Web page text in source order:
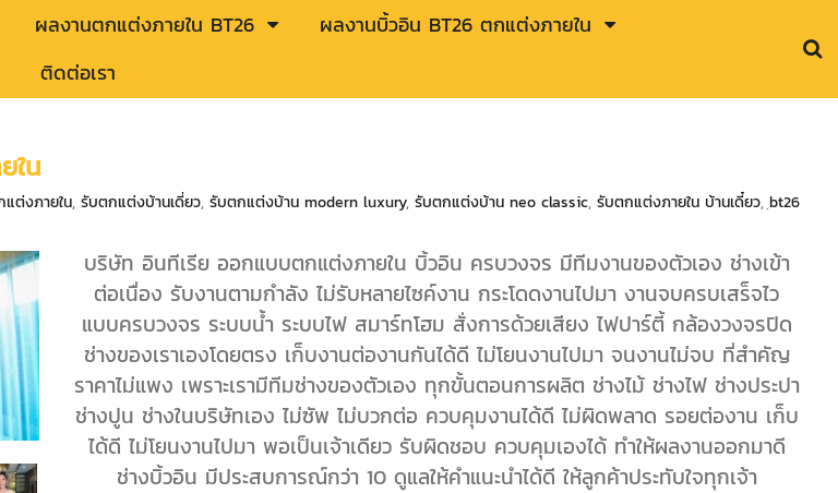
ผลงานตกแต่งภายใน BT26
ผลงานบิ้วอิน BT26 ตกแต่งภายใน
ติดต่อเรา
ใน
ต่งภายใน,รับตกแต่งบ้านเดี่ยว,รับตกแต่งบ้าน modern luxury,รับตกแต่งบ้าน neo classic,รับตกแต่งภายใน บ้านเดี๋ยว,ฺbt26
บริษัท อินทีเรีย ออกแบบตกแต่งภายใน บิ้วอิน ครบวงจร มีทีมงานของตัวเอง ช่างเข้า
ต่อเนื่อง รับงานตามกำลัง ไม่รับหลายไซค์งาน กระโดดงานไปมา งานจบครบเสร็จไว
แบบครบวงจร ระบบน้ำ ระบบไฟ สมาร์ทโฮม สั่งการด้วยเสียง ไฟปาร์ตี้ กล้องวงจรปิด
ช่างของเราเองโดยตรง เก็บงานต่องานกันได้ดี ไม่โยนงานไปมา จนงานไม่จบ ที่สำคัญ
ราคาไม่แพง เพราะเรามีทีมช่างของตัวเอง ทุกขั้นตอนการผลิต ช่างไม้ ช่างไฟ ช่างประปา
ช่างปูน ช่างในบริษัทเอง ไม่ซัพ ไม่บวกต่อ ควบคุมงานได้ดี ไม่ผิดพลาด รอยต่องาน เก็บ
ได้ดี ไม่โยนงานไปมา พอเป็นเจ้าเดียว รับผิดชอบ ควบคุมเองได้ ทำให้ผลงานออกมาดี
ช่างบิ้วอิน มีประสบการณ์กว่า 10 ดูแลให้คำแนะนำได้ดี ให้ลูกค้าประทับใจทุกเจ้า